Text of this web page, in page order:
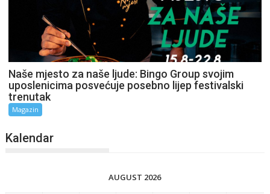
Naše mjesto za naše ljude: Bingo Group svojim
uposlenicima posvećuje posebno lijep festivalski
trenutak
Magazin
Kalendar
AUGUST 2026